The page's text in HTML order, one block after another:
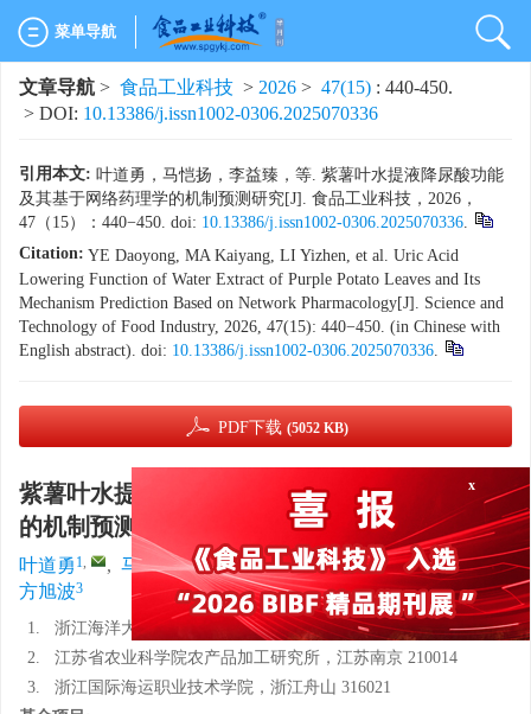
菜单导航
文章导航 > 食品工业科技 > 2026 > 47(15) : 440-450.
> DOI: 10.13386/j.issn1002-0306.2025070336
引用本文: 叶道勇，马恺扬，李益臻，等. 紫薯叶水提液降尿酸功能
及其基于网络药理学的机制预测研究[J]. 食品工业科技，2026，
47（15）：440−450. doi: 10.13386/j.issn1002-0306.2025070336.
Citation: YE Daoyong, MA Kaiyang, LI Yizhen, et al. Uric Acid
Lowering Function of Water Extract of Purple Potato Leaves and Its
Mechanism Prediction Based on Network Pharmacology[J]. Science and
Technology of Food Industry, 2026, 47(15): 440−450. (in Chinese with
English abstract). doi: 10.13386/j.issn1002-0306.2025070336.
PDF下载 (5052 KB)
紫薯叶水提液降尿酸功能及其基于网络药理学
的机制预测研究
叶道勇 1, , 马恺扬2, 李益臻1, 陈小娥1, , , 李莹2, ,
,
方旭波3
1.
浙江海洋大学食品与药学学院，浙江舟山 316022
2.
江苏省农业科学院农产品加工研究所，江苏南京 210014
3.
浙江国际海运职业技术学院，浙江舟山 316021